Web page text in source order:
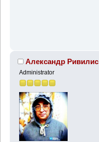
Александр Ривилис
Administrator